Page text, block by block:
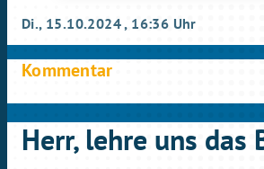
Di., 15.10.2024, 16:36 Uhr
Kommentar
Herr, lehre uns das